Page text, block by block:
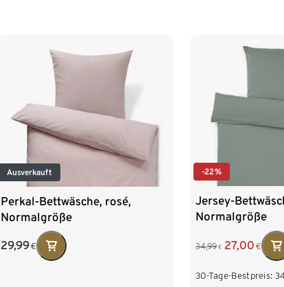
Ausverkauft
Perkal-Bettwäsche, rosé,
Normalgröße
29,99€
-22%
Jersey-
Normalgröße
34,99 € 27,00 €
30-Tage-Bestpreis: